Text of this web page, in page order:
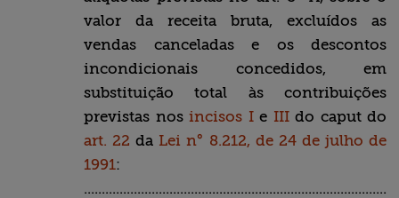
valor da receita bruta, excluídos as
vendas canceladas e os descontos
incondicionais concedidos, em
substituição total às contribuições
previstas nos incisos Ie IIIdo caput do
art. 22 da Lei n° 8.212, de 24 de julho de
1991: